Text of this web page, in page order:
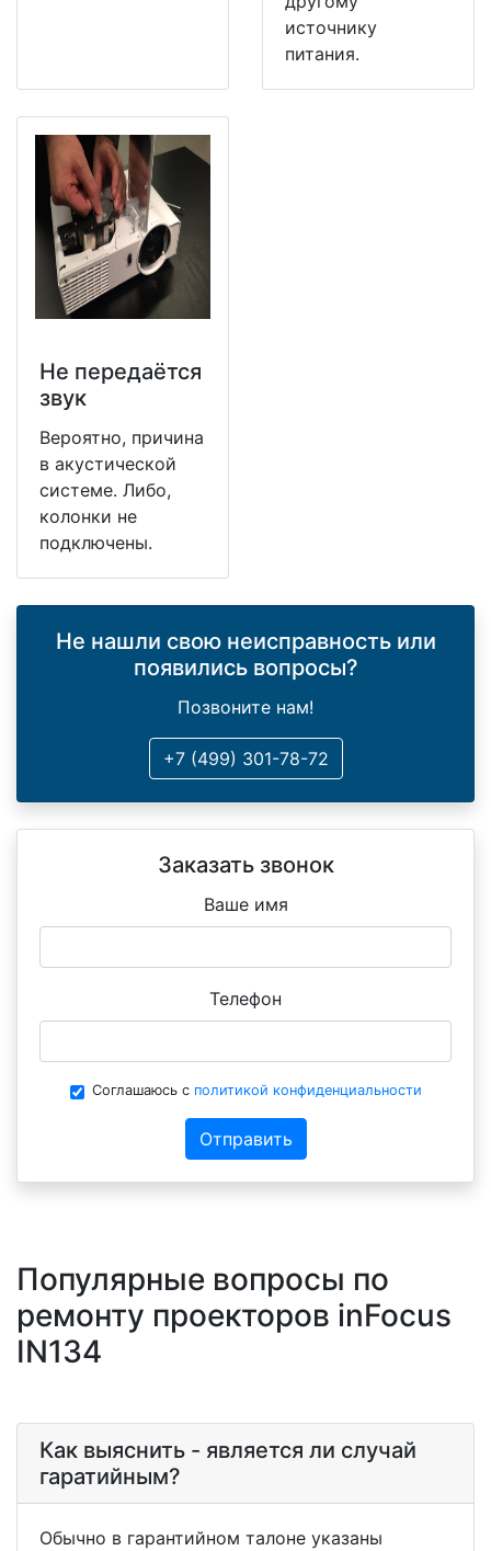
источнику
питания.
Не передаётся
звук
Вероятно, причина
в акустической
системе. Либо,
колонки не
подключены.
Не нашли свою неисправность или
появились вопросы?
Позвоните нам!
+7 (499) 301-78-72
Заказать звонок
Ваше имя
Телефон
Соглашаюсь с политикой конфиденциальности
Отправить
Популярные вопросы по
ремонту проекторов inFocus
IN134
Как выяснить - является ли случай
гаратийным?
Обычно в гарантийном талоне указаны